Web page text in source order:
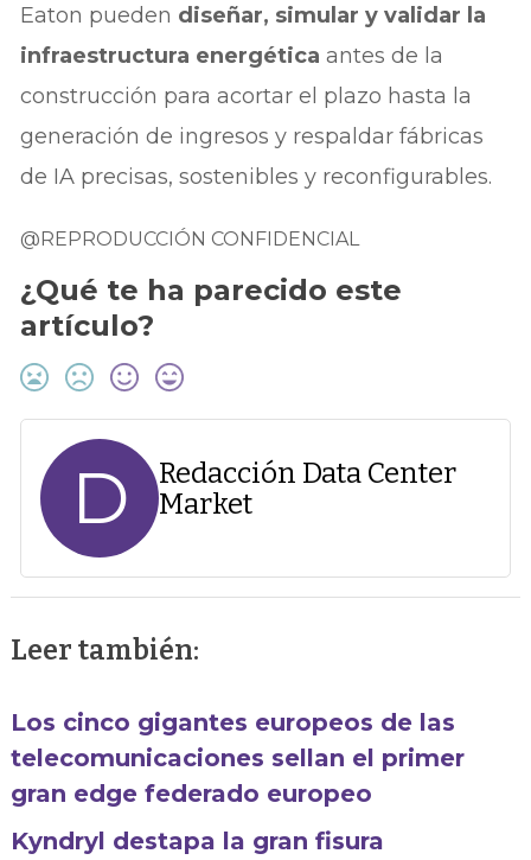
Eaton pueden diseñar, simular y validar la
infraestructura energética antes de la
construcción para acortar el plazo hasta la
generación de ingresos y respaldar fábricas
de IA precisas, sostenibles y reconfigurables.
@REPRODUCCIÓN CONFIDENCIAL
¿Qué te ha parecido este
artículo?
D
Redacción Data Center
Market
Leer también:
Los cinco gigantes europeos de las
telecomunicaciones sellan el primer
gran edge federado europeo
Kyndryl destapa la gran fisura